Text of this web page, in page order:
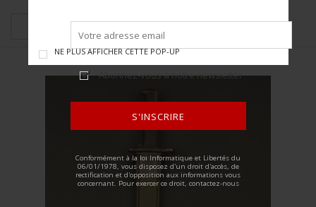
Abonnez-vous à notre newsletter
S'INSCRIRE
Conformément à la loi Informatique et Libertés du
06/01/1978, vous disposez d'un droit d'accès, de
rectification et d'opposition aux informations vous
concernant. Pour exercer ce droit, contactez-nous
NE PLUS AFFICHER CETTE POP-UP